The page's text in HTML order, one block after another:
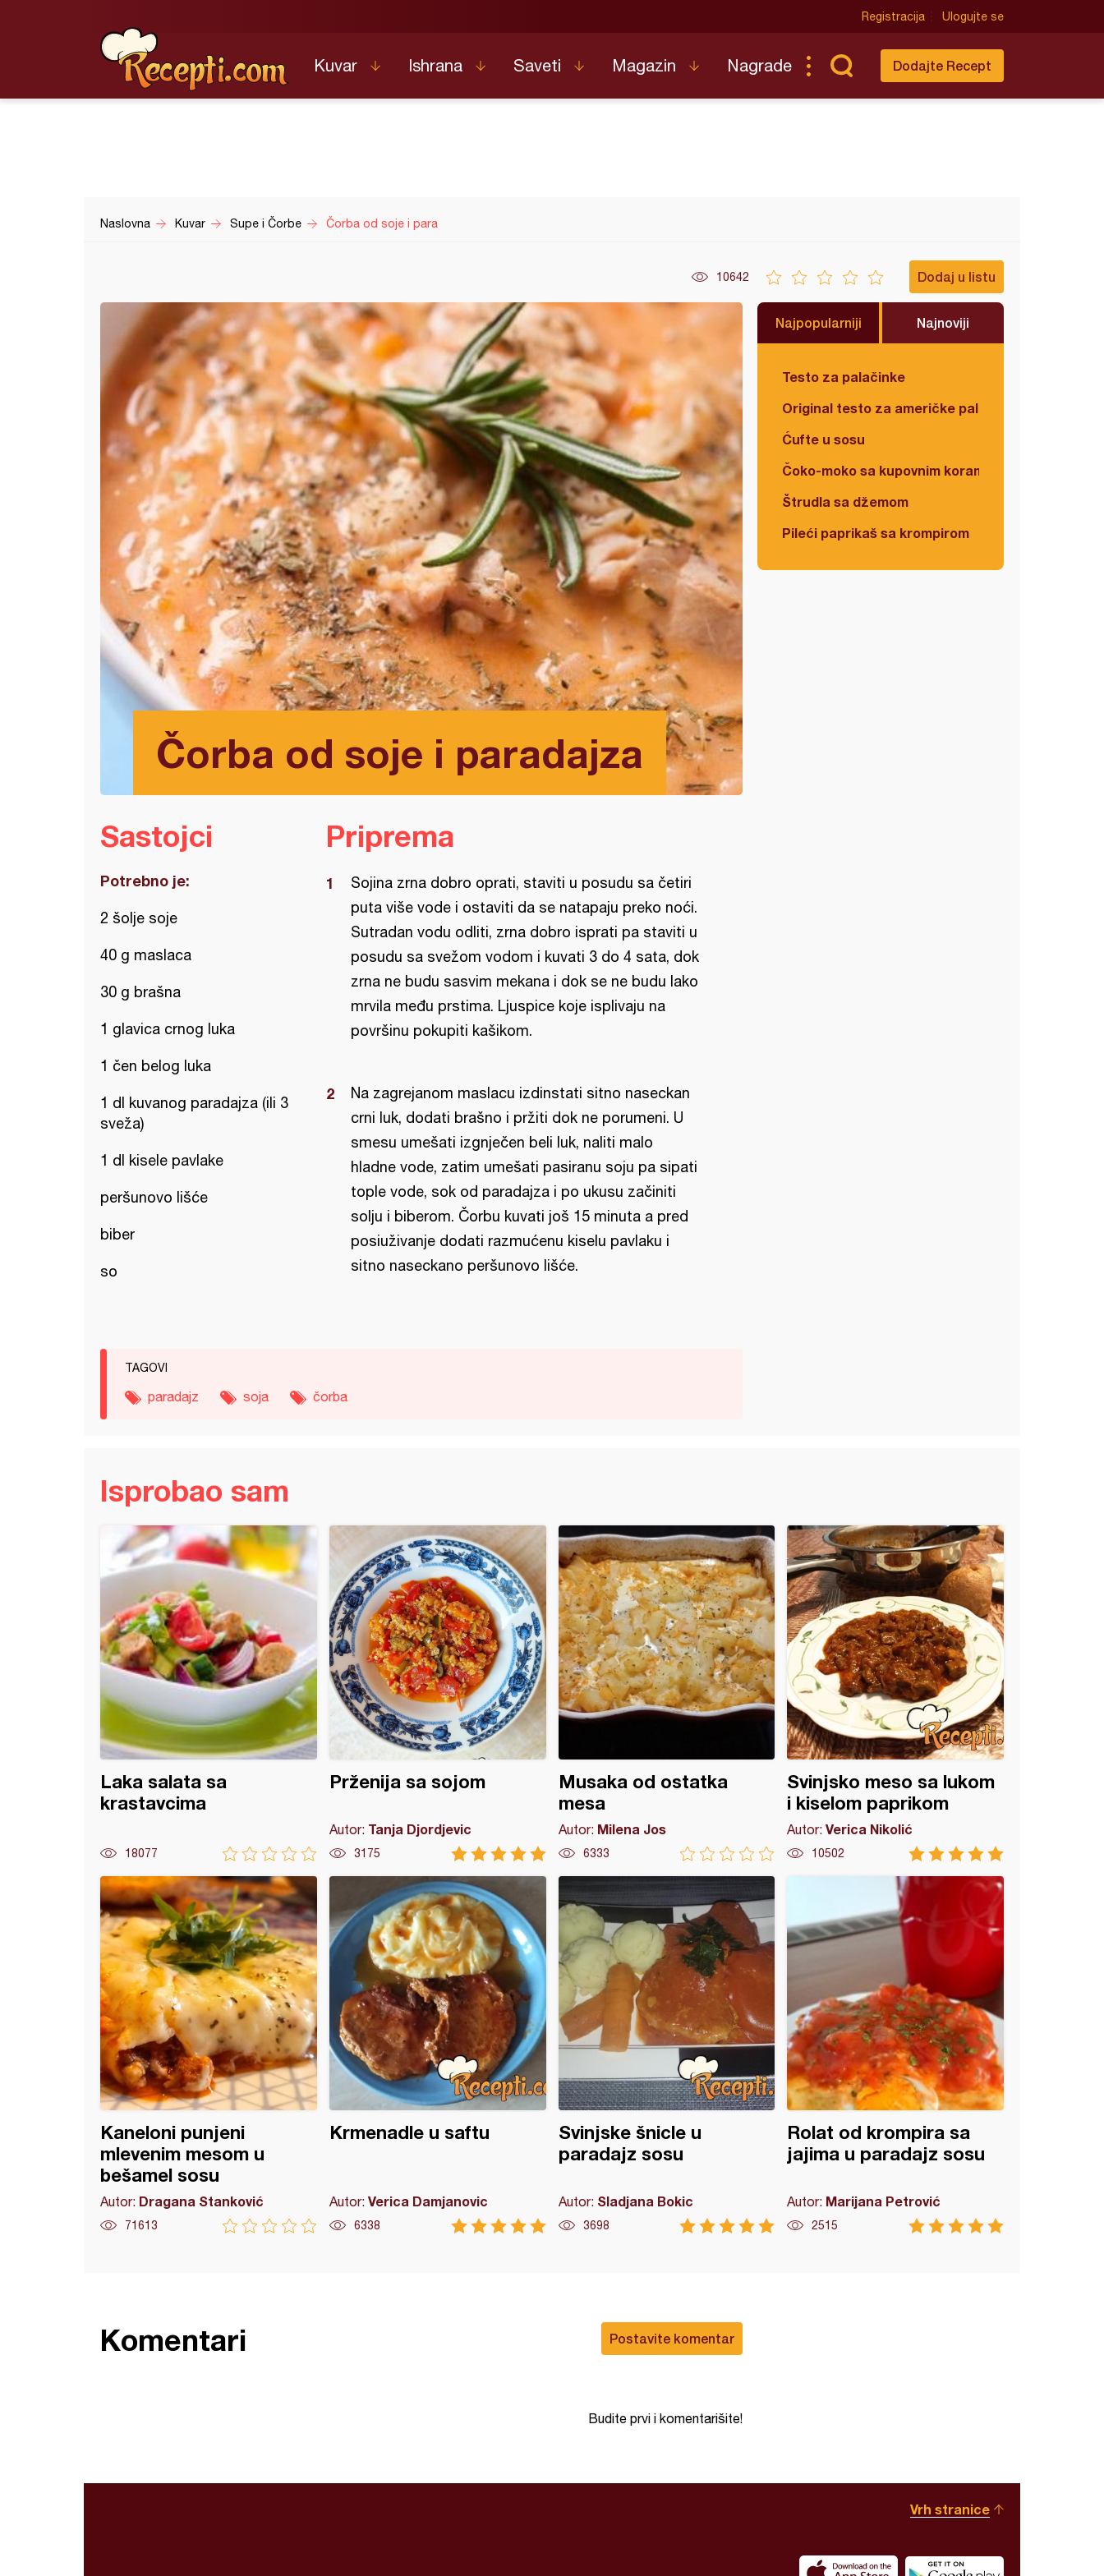
Registracija Ulogujte se
Kuvar Ishrana Saveti Magazin Nagrade Dodajte Recept
Naslovna Kuvar Supe i Čorbe Čorba od soje i para
10642 Dodaj u listu
Čorba od soje i paradajza
Najpopularniji Najnoviji
Testo za palačinke
Original testo za američke palačinke
Ćufte u sosu
Čoko-moko sa kupovnim korama
Štrudla sa džemom
Pileći paprikaš sa krompirom
Sastojci
Potrebno je:
2 šolje soje
40 g maslaca
30 g brašna
1 glavica crnog luka
1 čen belog luka
1 dl kuvanog paradajza (ili 3
sveža)
1 dl kisele pavlake
peršunovo lišće
biber
so
Priprema
Sojina zrna dobro oprati, staviti u posudu sa četiri
puta više vode i ostaviti da se natapaju preko noći.
Sutradan vodu odliti, zrna dobro isprati pa staviti u
posudu sa svežom vodom i kuvati 3 do 4 sata, dok
zrna ne budu sasvim mekana i dok se ne budu lako
mrvila među prstima. Ljuspice koje isplivaju na
površinu pokupiti kašikom.
Na zagrejanom maslacu izdinstati sitno naseckan
crni luk, dodati brašno i pržiti dok ne porumeni. U
smesu umešati izgnječen beli luk, naliti malo
hladne vode, zatim umešati pasiranu soju pa sipati
tople vode, sok od paradajza i po ukusu začiniti
solju i biberom. Čorbu kuvati još 15 minuta a pred
posiuživanje dodati razmućenu kiselu pavlaku i
sitno naseckano peršunovo lišće.
TAGOVI
paradajz soja čorba
Isprobao sam
Laka salata sa
krastavcima
18077
Prženija sa sojom
Autor: Tanja Djordjevic
3175
Musaka od ostatka
mesa
Autor: Milena Jos
6333
Svinjsko meso sa lukom
i kiselom paprikom
Autor:Verica Nikolić
10502
meso sa lukom i kiselom paprikom
Kaneloni punjeni
mlevenim mesom u
bešamel sosu
Autor: Dragana Stanković
71613
Krmenadle u saftu
Autor: Verica Damjanovic
6338
Svinjske šnicle u
paradajz sosu
Autor: Sladjana Bokic
3698
Rolat od krompira sa
jajima u paradajz sosu
Autor: Marijana Petrović
2515
krompira sa jajima u paradajz sosu
Postavite komentar
Komentari
Budite prvi i komentarišite!
Vrh stranice